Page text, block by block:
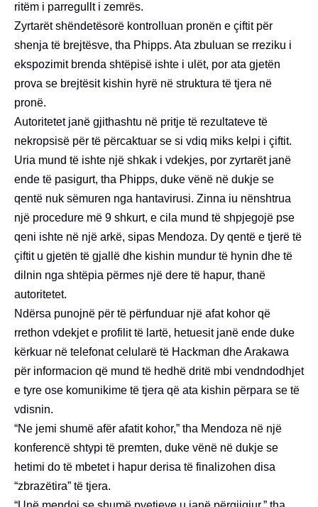
ritëm i parregullt i zemrës.
Zyrtarët shëndetësorë kontrolluan pronën e çiftit për
shenja të brejtësve, tha Phipps. Ata zbuluan se rreziku i
ekspozimit brenda shtëpisë ishte i ulët, por ata gjetën
prova se brejtësit kishin hyrë në struktura të tjera në
pronë.
Autoritetet janë gjithashtu në pritje të rezultateve të
nekropsisë për të përcaktuar se si vdiq miks kelpi i çiftit.
Uria mund të ishte një shkak i vdekjes, por zyrtarët janë
ende të pasigurt, tha Phipps, duke vënë në dukje se
qentë nuk sëmuren nga hantavirusi. Zinna iu nënshtrua
një procedure më 9 shkurt, e cila mund të shpjegojë pse
qeni ishte në një arkë, sipas Mendoza. Dy qentë e tjerë të
çiftit u gjetën të gjallë dhe kishin mundur të hynin dhe të
dilnin nga shtëpia përmes një dere të hapur, thanë
autoritetet.
Ndërsa punojnë për të përfunduar një afat kohor që
rrethon vdekjet e profilit të lartë, hetuesit janë ende duke
kërkuar në telefonat celularë të Hackman dhe Arakawa
për informacion që mund të hedhë dritë mbi vendndodhjet
e tyre ose komunikime të tjera që ata kishin përpara se të
vdisnin.
“Ne jemi shumë afër afatit kohor,” tha Mendoza në një
konferencë shtypi të premten, duke vënë në dukje se
hetimi do të mbetet i hapur derisa të finalizohen disa
“zbrazëtira” të tjera.